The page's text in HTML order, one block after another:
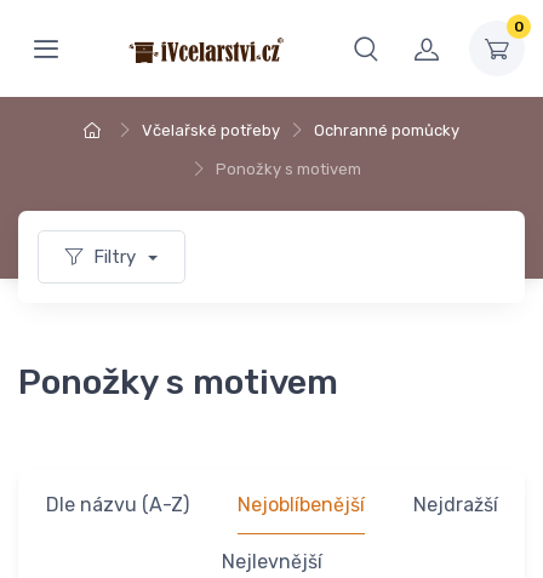
0
Včelařské potřeby Ochranné pomůcky
Ponožky s motivem
Filtry
Ponožky s motivem
Dle názvu (A-Z) Nejoblíbenější Nejdražší
Nejlevnější